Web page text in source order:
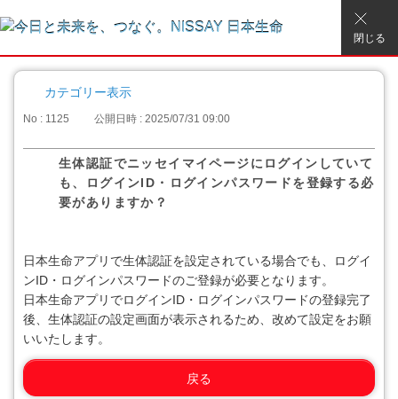
閉じる
カテゴリー表示
No : 1125 公開日時 : 2025/07/31 09:00
生体認証でニッセイマイページにログインしていて
も、ログインID・ログインパスワードを登録する必
要がありますか？
日本生命アプリで生体認証を設定されている場合でも、ログイ
ンID・ログインパスワードのご登録が必要となります。
日本生命アプリでログインID・ログインパスワードの登録完了
後、生体認証の設定画面が表示されるため、改めて設定をお願
いいたします。
戻る